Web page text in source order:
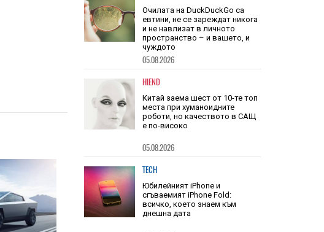
звука
TECH
Очилата на DuckDuckGo са
евтини, не се зареждат никога
и не навлизат в личното
пространство – и вашето, и
чуждото
05.08.2026
HIEND
роботи, но качеството в САЩ
е по-високо
05.08.2026
TECH
Юбилейният iPhone и